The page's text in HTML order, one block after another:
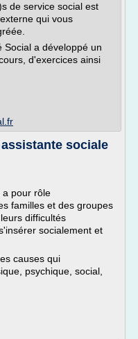
de service social est
qui vous
Social a développé un
d'exercices ainsi
sociale
a pour rôle
familles et des groupes
difficultés
socialement et
causes qui
psychique, social,